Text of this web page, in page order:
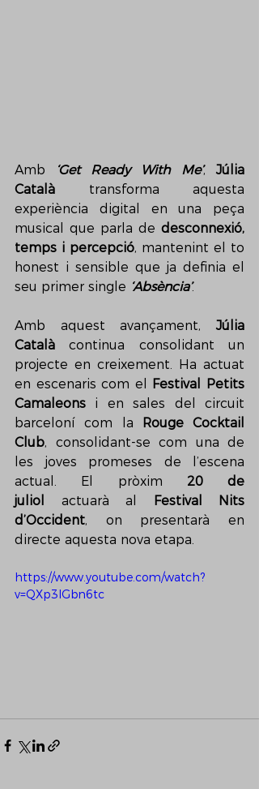
Amb ‘Get Ready With Me’, Júlia
Català transforma aquesta
experiència digital en una peça
musical que parla de desconnexió,
temps i percepció, mantenint el to
honest i sensible que ja definia el
seu primer single ‘Absència’.
Amb aquest avançament, Júlia
Català continua consolidant un
projecte en creixement. Ha actuat
en escenaris com el Festival Petits
Camaleons i en sales del circuit
barceloní com la
Rouge Cocktail
Club, consolidant-se com una de
les joves promeses de l’escena
actual. El pròxim 20 de
juliol
actuarà al
Festival Nits
d’Occident, on presentarà en
directe aquesta nova etapa.
https://www.youtube.com/watch?
v=QXp3lGbn6tc